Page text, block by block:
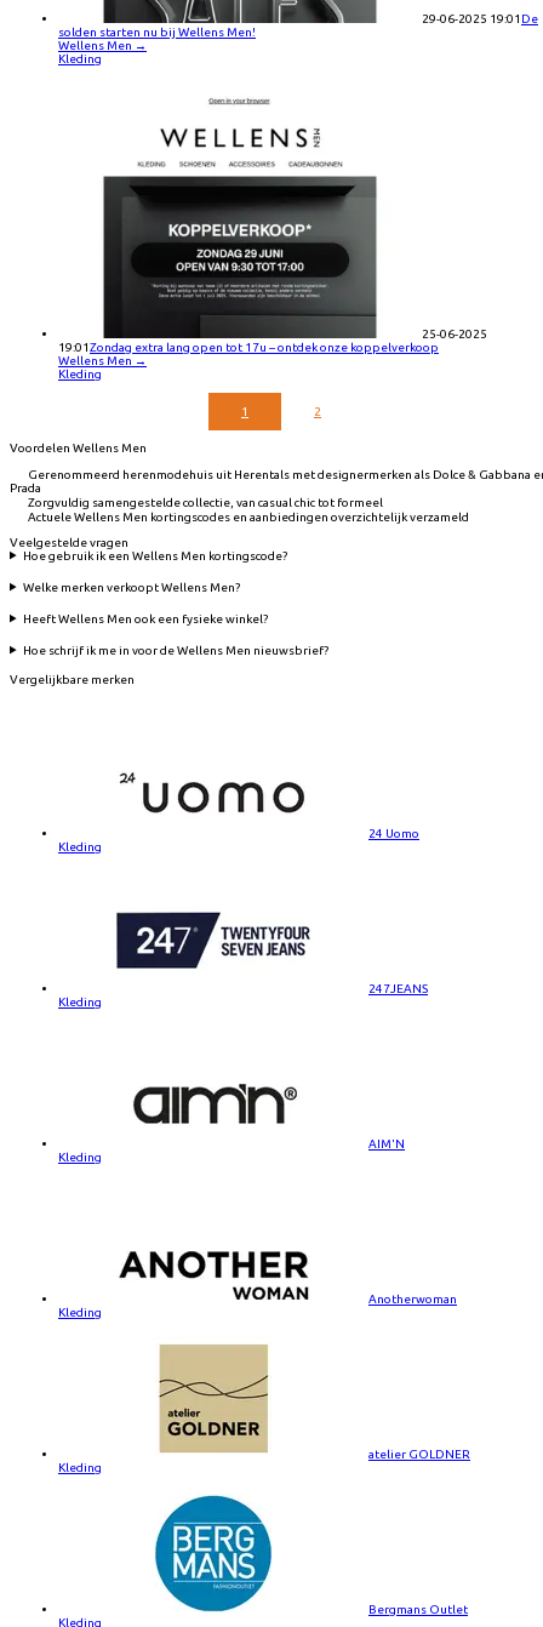
29-06-2025 19:01 De
solden starten nu bij Wellens Men!
Wellens Men →
Kleding
25-06-2025
19:01Zondag extra lang open tot 17u – ontdek onze koppelverkoop
Wellens Men →
Kleding
1 2
Voordelen Wellens Men
Gerenommeerd herenmodehuis uit Herentals met designermerken als Dolce & Gabbana
Prada
Zorgvuldig samengestelde collectie, van casual chic tot formeel
Actuele Wellens Men kortingscodes en aanbiedingen overzichtelijk verzameld
Veelgestelde vragen
Hoe gebruik ik een Wellens Men kortingscode?
Welke merken verkoopt Wellens Men?
Heeft Wellens Men ook een fysieke winkel?
Hoe schrijf ik me in voor de Wellens Men nieuwsbrief?
Vergelijkbare merken
24 Uomo
Kleding
247JEANS
Kleding
AIM'N
Kleding
Anotherwoman
Kleding
atelier GOLDNER
Kleding
Bergmans Outlet
Kleding